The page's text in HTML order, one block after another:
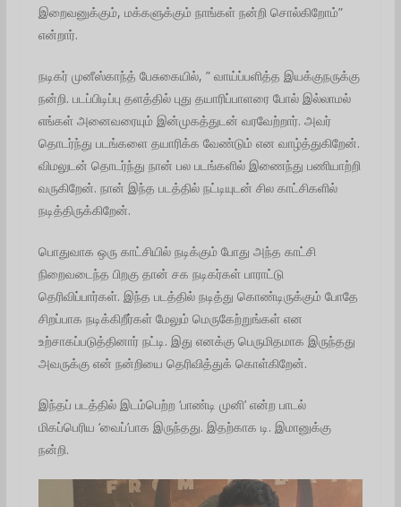
இறைவனுக்கும், மக்களுக்கும் நாங்கள் நன்றி சொல்கிறோம்”
என்றார்.
நடிகர் முனீஸ்காந்த் பேசுகையில், ” வாய்ப்பளித்த இயக்குநருக்கு
நன்றி. படப்பிடிப்பு தளத்தில் புது தயாரிப்பாளரை போல் இல்லாமல்
எங்கள் அனைவரையும் இன்முகத்துடன் வரவேற்றார். அவர்
தொடர்ந்து படங்களை தயாரிக்க வேண்டும் என வாழ்த்துகிறேன்.
விமலுடன் தொடர்ந்து நான் பல படங்களில் இணைந்து பணியாற்றி
வருகிறேன். நான் இந்த படத்தில் நட்டியுடன் சில காட்சிகளில்
நடித்திருக்கிறேன்.
பொதுவாக ஒரு காட்சியில் நடிக்கும் போது அந்த காட்சி
நிறைவடைந்த பிறகு தான் சக நடிகர்கள் பாராட்டு
தெரிவிப்பார்கள். இந்த படத்தில் நடித்து கொண்டிருக்கும் போதே
சிறப்பாக நடிக்கிறீர்கள் மேலும் மெருகேற்றுங்கள் என
உற்சாகப்படுத்தினார் நட்டி. இது எனக்கு பெருமிதமாக இருந்தது
அவருக்கு என் நன்றியை தெரிவித்துக் கொள்கிறேன்.
இந்தப் படத்தில் இடம்பெற்ற ‘பாண்டி முனி’ என்ற பாடல்
மிகப்பெரிய ‘வைப்’பாக இருந்தது. இதற்காக டி. இமானுக்கு
நன்றி.